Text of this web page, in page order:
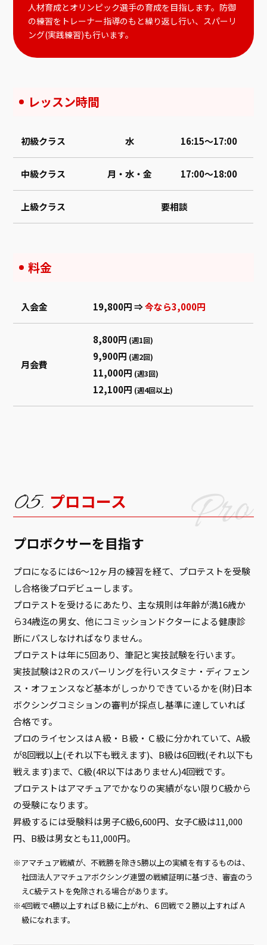
人材育成とオリンピック選手の育成を目指します。防御
の練習をトレーナー指導のもと繰り返し行い、スパーリ
ング(実践練習)も行います。
レッスン時間
初級クラス 水 16:15～17:00
中級クラス 月・水・金 17:00～18:00
上級クラス 要相談
料金
入会金 19,800円 ⇒今なら3,000円
月会費
8,800円 (週1回)
9,900円 (週2回)
11,000円 (週3回)
12,100円 (週4回以上)
プロコース
プロボクサーを目指す
プロになるには6～12ヶ月の練習を経て、プロテストを受験
し合格後プロデビューします。
プロテストを受けるにあたり、主な規則は年齢が満16歳か
ら34歳迄の男女、他にコミッションドクターによる健康診
断にパスしなければなりません。
プロテストは年に5回あり、筆記と実技試験を行います。
実技試験は2Ｒのスパーリングを行いスタミナ・ディフェン
ス・オフェンスなど基本がしっかりできているかを(財)日本
ボクシングコミションの審判が採点し基準に達していれば
合格です。
プロのライセンスはＡ級・Ｂ級・Ｃ級に分かれていて、A級
が8回戦以上(それ以下も戦えます)、B級は6回戦(それ以下も
戦えます)まで、C級(4R以下はありません)4回戦です。
プロテストはアマチュアでかなりの実績がない限りC級から
の受験になります。
昇級するには受験料は男子C級6,600円、女子C級は11,000
円、B級は男女とも11,000円。
アマチュア戦績が、不戦勝を除き5勝以上の実績を有するものは、
社団法人アマチュアボクシング連盟の戦績証明に基づき、審査のう
えC級テストを免除される場合があります。
4回戦で4勝以上すればＢ級に上がれ、６回戦で２勝以上すればＡ
級になれます。